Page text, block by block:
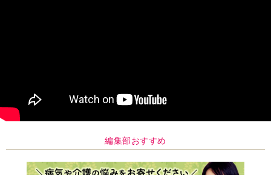
編集部おすすめ